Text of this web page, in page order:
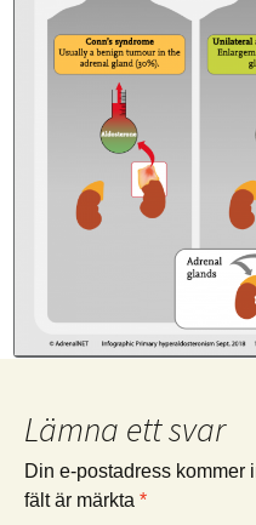
Lämna ett svar
Din e-postadress kommer
fält är märkta *